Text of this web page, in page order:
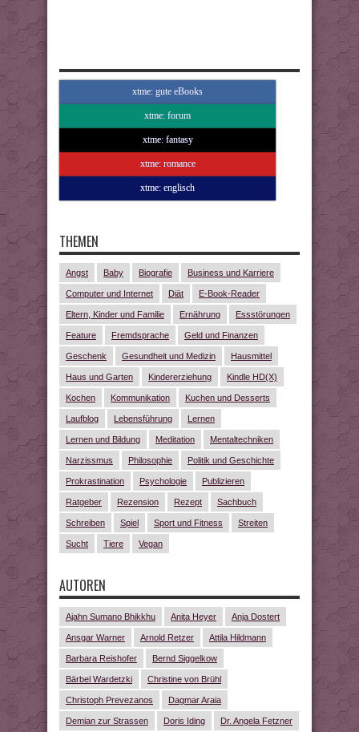
xtme: gute eBooks
xtme: forum
xtme: fantasy
xtme: romance
xtme: englisch
THEMEN
Angst Baby Biografie Business und Karriere
Computer und Internet Diät E-Book-Reader
Eltern, Kinder und Familie Ernährung Essstörungen
Feature Fremdsprache Geld und Finanzen
Geschenk Gesundheit und Medizin Hausmittel
Haus und Garten Kindererziehung Kindle HD(X)
Kochen Kommunikation Kuchen und Desserts
Laufblog Lebensführung Lernen
Lernen und Bildung Meditation Mentaltechniken
Narzissmus Philosophie Politik und Geschichte
Prokrastination Psychologie Publizieren
Ratgeber Rezension Rezept Sachbuch
Schreiben Spiel Sport und Fitness Streiten
Sucht Tiere Vegan
AUTOREN
Ajahn Sumano Bhikkhu Anita Heyer Anja Dostert
Ansgar Warner Arnold Retzer Attila Hildmann
Barbara Reishofer Bernd Siggelkow
Bärbel Wardetzki Christine von Brühl
Christoph Prevezanos Dagmar Araia
Demian zur Strassen Doris Iding Dr. Angela Fetzner